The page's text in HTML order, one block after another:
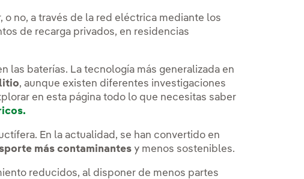
no, a través de la red eléctrica mediante los
de recarga privados, en residencias
las baterías. La tecnología más generalizada en
, aunque existen diferentes investigaciones
en esta página todo lo que necesitas saber
En la actualidad, se han convertido en
más contaminantes y menos sostenibles.
reducidos, al disponer de menos partes